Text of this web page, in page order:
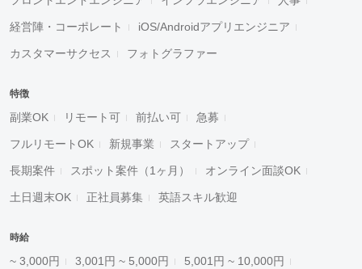
経営陣・コーポレート iOS/Androidアプリエンジニア
カスタマーサクセス フォトグラファー
特徴
副業OK リモート可 前払い可 急募
フルリモートOK 新規事業 スタートアップ
長期案件 スポット案件（1ヶ月） オンライン面談OK
土日週末OK 正社員募集 英語スキル歓迎
時給
~ 3,000円 3,001円 ~ 5,000円 5,001円 ~ 10,000円